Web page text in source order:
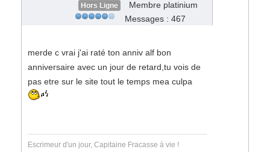
Hors Ligne
Membre platinium
Messages : 467
merde c vrai j'ai raté ton anniv alf bon
anniversaire avec un jour de retard,tu vois de
pas etre sur le site tout le temps mea culpa
Escrimeur d'un jour, Capitaine Fracasse à vie !